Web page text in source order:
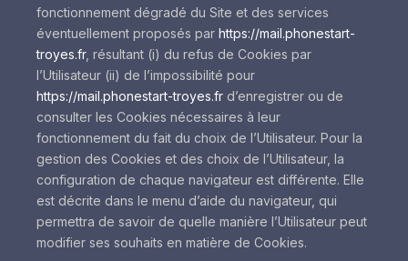
fonctionnement dégradé du Site et des services
éventuellement proposés par https://mail.phonestart-
troyes.fr, résultant (i) du refus de Cookies par
l’Utilisateur (ii) de l’impossibilité pour
https://mail.phonestart-troyes.fr d’enregistrer ou de
consulter les Cookies nécessaires à leur
fonctionnement du fait du choix de l’Utilisateur. Pour la
gestion des Cookies et des choix de l’Utilisateur, la
configuration de chaque navigateur est différente. Elle
est décrite dans le menu d’aide du navigateur, qui
permettra de savoir de quelle manière l’Utilisateur peut
modifier ses souhaits en matière de Cookies.